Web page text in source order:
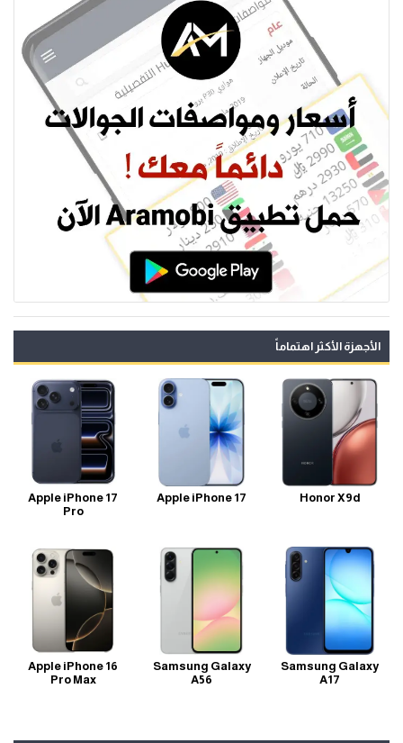
الأجهزة الأكثر اهتماماً
Honor X9d
Apple iPhone 17
Apple iPhone 17
Pro
Samsung Galaxy
A17
Samsung Galaxy
A56
Apple iPhone 16
Pro Max